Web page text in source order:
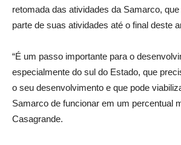
retomada das atividades da Samarco,
parte de suas atividades até o final deste
“É um passo importante para o
especialmente do sul do Estado, que
o seu desenvolvimento e que pode
Samarco de funcionar em um percentual
Casagrande.